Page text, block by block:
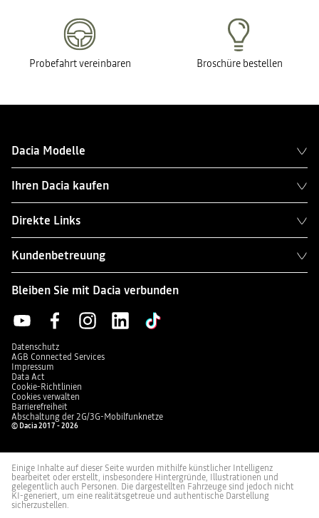
Probefahrt vereinbaren Broschüre bestellen
Dacia Modelle
Ihren Dacia kaufen
Direkte Links
Kundenbetreuung
Bleiben Sie mit Dacia verbunden
Datenschutz
AGB Connected Services
Impressum
Data Act
Cookie-Richtlinien
Cookies verwalten
Barrierefreiheit
Abschaltung der 2G/3G-Mobilfunknetze
© Dacia 2017 - 2026
Einige Inhalte auf dieser Seite wurden mithilfe künstlicher Intelligenz
bearbeitet oder erstellt, insbesondere Hintergründe, Illustrationen und
gelegentlich auch Personen. Die dargestellten Fahrzeuge sind jedoch nicht
KI-generiert, um eine realitätsgetreue und authentische Darstellung
sicherzustellen.